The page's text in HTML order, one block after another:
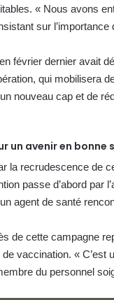
« Nous avons
sur
février dernier avait
qui mobilisera
nouveau cap et de
un avenir en bonne
la recrudescence de
passe d’abord par
agent de santé
de cette campagne
vaccination. « C’est
du personnel